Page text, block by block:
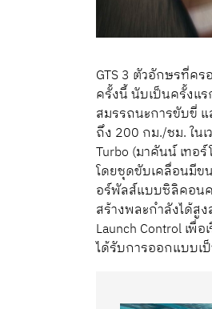
GTS 3 ตัวอักษรที่คร
ครั้งนี้ นับเป็นครั้งแร
สมรรถนะการขับขี่ แ
ถึง 200 กม./ชม. ใน
Turbo (มาคันน์ เทอ
โดยชุดขับเคลื่อนมีข
อร์พัลส์แบบซิลิคอนค
สร้างพละกำลังได้สู
Launch Control เ
ได้รับการออกแบบเ